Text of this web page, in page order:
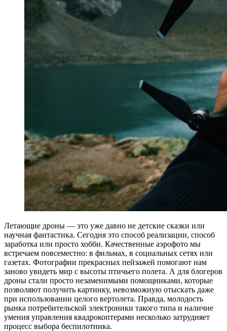
Летающие дроны — это уже давно не детские сказки или
научная фантастика. Сегодня это способ реализации, способ
заработка или просто хобби. Качественные аэрофото мы
встречаем повсеместно: в фильмах, в социальных сетях или
газетах. Фотографии прекрасных пейзажей помогают нам
заново увидеть мир с высоты птичьего полета. А для блогеров
дроны стали просто незаменимыми помощниками, которые
позволяют получить картинку, невозможную отыскать даже
при использовании целого вертолета. Правда, молодость
рынка потребительской электроники такого типа и наличие
умения управления квадрокоптерами несколько затрудняет
процесс выбора беспилотника.